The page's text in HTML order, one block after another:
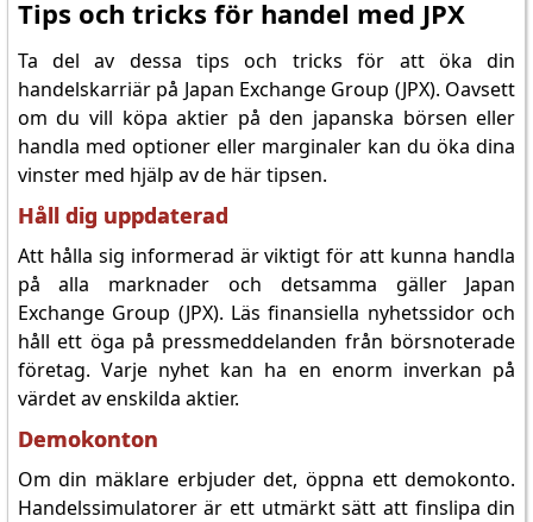
Tips och tricks för handel med JPX
Ta del av dessa tips och tricks för att öka din
handelskarriär på Japan Exchange Group (JPX). Oavsett
om du vill köpa aktier på den japanska börsen eller
handla med optioner eller marginaler kan du öka dina
vinster med hjälp av de här tipsen.
Håll dig uppdaterad
Att hålla sig informerad är viktigt för att kunna handla
på alla marknader och detsamma gäller Japan
Exchange Group (JPX). Läs finansiella nyhetssidor och
håll ett öga på pressmeddelanden från börsnoterade
företag. Varje nyhet kan ha en enorm inverkan på
värdet av enskilda aktier.
Demokonton
Om din mäklare erbjuder det, öppna ett demokonto.
Handelssimulatorer är ett utmärkt sätt att finslipa din